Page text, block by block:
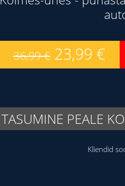
36,99€ 23,99 €
TASUMINE PEALE
Kliendid